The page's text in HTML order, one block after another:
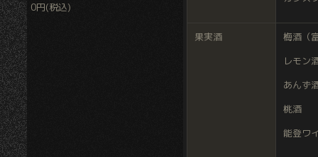
果実酒
梅酒（
レモン
あんず
桃酒
能登
0円(税込)